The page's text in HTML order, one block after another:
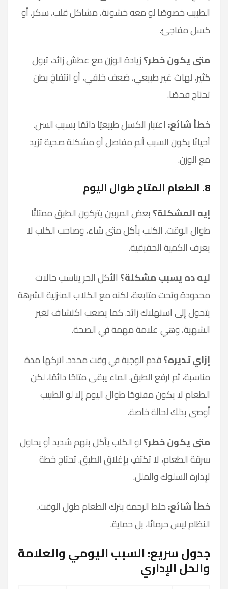
الطبيب خصوصًا لو معه خشونة، مشاكل قلب، سكر، أو
كسل مفاجئ.
متى يكون خطر؟زيادة الوزن مع عطش زائد، تبول
كثير، لهاث غير طبيعي، ضعف خلفي، أو انتفاخ بطن
تحتاج فحصًا.
خطأ شائع: اعتبار الكسل طبيعيًا دائمًا بسبب السن.
أحيانًا يكون السبب ألم مفاصل أو مشكلة صحية تزيد
مع الوزن.
8. الطعام المتاح طوال اليوم
إيه المشكلة؟ بعض المربين يتركون الطبق ممتلئًا
طوال الوقت. الكلب يأكل متى شاء، وصاحب الكلب لا
يعرف الكمية الحقيقية.
ليه ده يسبب مشكلة؟ الأكل الحر يناسب حالات
محدودة وتحت متابعة، لكنه مع الكلاب المنزلية الشرهة
يتحول إلى استهلاك زائد. كما يصعب اكتشاف تغير
الشهية، وهي علامة مهمة في الصحة.
إزاي تديره؟قدم الوجبة في وقت محدد. اتركها مدة
مناسبة، ثم ارفع الطبق. الماء يبقى متاحًا دائمًا، لكن
الطعام لا يكون مفتوحًا طوال اليوم إلا لو الطبيب
أوصى بذلك لحالة خاصة.
متى يكون خطر؟لو الكلب يأكل بنهم شديد أو يحاول
سرقة الطعام، لا تكتفِ بإغلاق الطبق. تحتاج خطة
لإدارة السلوك والملل.
خطأ شائع:خلط الرحمة بترك الطعام طول الوقت.
النظام ليس حرمانًا، بل حماية.
جدول سريع: السبب اليومي والعلامة
والحل الإداري